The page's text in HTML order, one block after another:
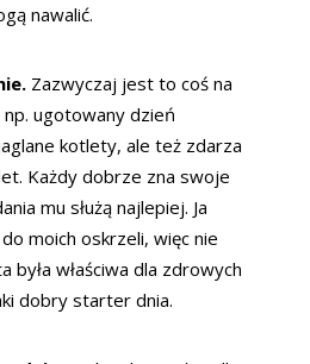
nawalić.
Zazwyczaj jest to coś na
ugotowany dzień
kotlety, ale też zdarza
Każdy dobrze zna swoje
mu służą najlepiej. Ja
moich oskrzeli, więc nie
była właściwa dla zdrowych
dobry starter dnia.